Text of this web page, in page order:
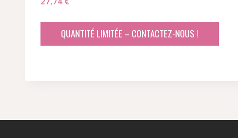
QUANTITÉ LIMITÉE – CONTACTEZ-NOUS !